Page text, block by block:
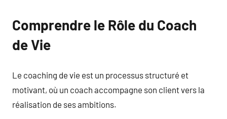
Comprendre le Rôle du Coach
de Vie
Le coaching de vie est un processus structuré et
motivant, où un coach accompagne son client vers la
réalisation de ses ambitions.